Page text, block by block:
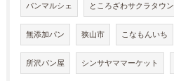
パンマルシェ ところざわサクラタウン
無添加パン 狭山市 こなもんいち
所沢パン屋 シンサヤママーケット